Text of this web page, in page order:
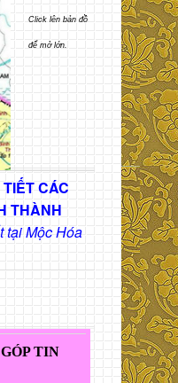
Click lên bản đồ
để mở lớn.
CÁC
THÀNH
tại Mộc Hóa
TIN